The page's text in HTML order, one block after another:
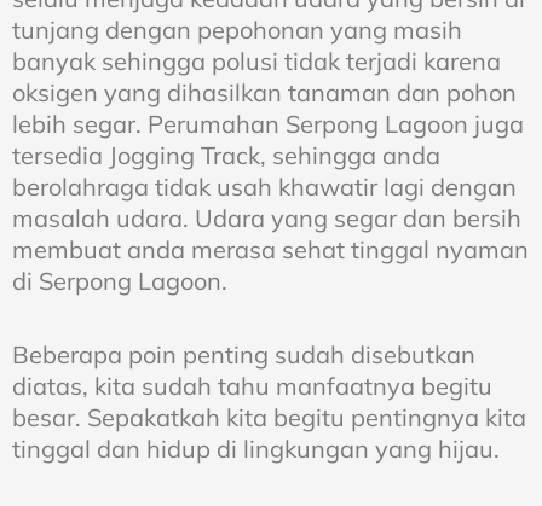
tunjang dengan pepohonan yang masih
banyak sehingga polusi tidak terjadi karena
oksigen yang dihasilkan tanaman dan pohon
lebih segar. Perumahan Serpong Lagoon juga
tersedia Jogging Track, sehingga anda
berolahraga tidak usah khawatir lagi dengan
masalah udara. Udara yang segar dan bersih
membuat anda merasa sehat tinggal nyaman
di Serpong Lagoon.
Beberapa poin penting sudah disebutkan
diatas, kita sudah tahu manfaatnya begitu
besar. Sepakatkah kita begitu pentingnya kita
tinggal dan hidup di lingkungan yang hijau.